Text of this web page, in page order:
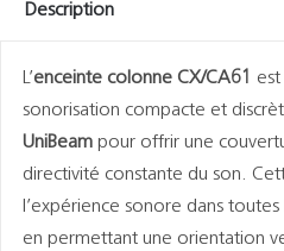
Description
L’enceinte colonne CX/CA61
sonorisation compacte et
UniBeampour offrir une
directivité constante du son.
l’expérience sonore dans
en permettant une orientation